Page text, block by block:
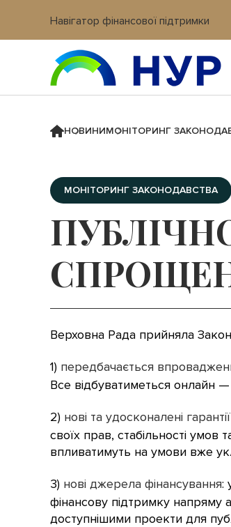
Навігатор фінансової підтримки
Вхід в кабінет IT платформи
НОВИНИМОНІТОРИНГ
МОНІТОРИНГ ЗАКОНОДАВСТВА
Верховна Рада прийняла
1) передбачається
Все відбуватиметься онлайн
2) нові та удосконалені
своїх прав, стабільності умов
впливатимуть на умови вже
3) нові джерела фінансування:
фінансову підтримку напряму
доступнішими проекти для